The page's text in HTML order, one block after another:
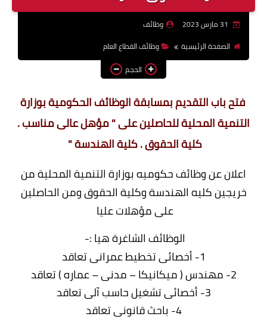
وظائف
الصفحة الرئيسية
وظائف القطاع العام
الحجم
فتح باب التقديم بمسابقة الوظائف الحكومية بوزارة
التنمية المحلية للحاصلين على " مؤهل عالى مناسب .
كلية الحقوق . كلية الهندسة "
اعلان عن وظائف حكوميه بوزارة التنمية المحلية من
خريجين كليه الهندسة وكلية الحقوق ومن الحاصلين
على مؤهلات عليا
الوظائف الشاغرة هيا :-
1- أخصائى تخطيط عمرانى تعاقد
2- مهندس ( ميكانيكا – مدنى – عماره ) تعاقد
3- أخصائى تشغيل حاسب آلى تعاقد
4- باحث قانونى تعاقد